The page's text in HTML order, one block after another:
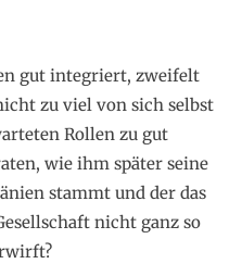
gut integriert, zweifelt
zu viel von sich selbst
Rollen zu gut
wie ihm später seine
stammt und der das
nicht ganz so